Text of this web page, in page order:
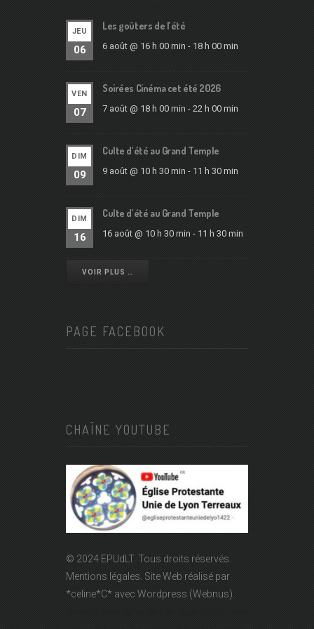
JEU
06
Les goûters de l’été
6 août @ 16 h 00 min - 18 h 00 min
VEN
07
Soirées Cinéma cet été 2026
7 août @ 18 h 00 min - 22 h 00 min
DIM
09
Culte d’été au Grand Temple
9 août @ 10 h 30 min - 11 h 30 min
DIM
16
Culte d’été au Grand Temple
16 août @ 10 h 30 min - 11 h 30 min
VOIR PLUS …
PAGE FACEBOOK
CHAÎNE YOUTUBE
© 2024 EPUdLT. Tous droits réservés.
Mentions légales. Site Web réalisé par
*celine*C* avec Wordpress (Webnus).